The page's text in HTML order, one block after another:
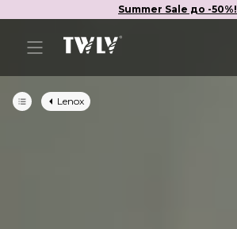
Summer Sale до -50%!
Lenox